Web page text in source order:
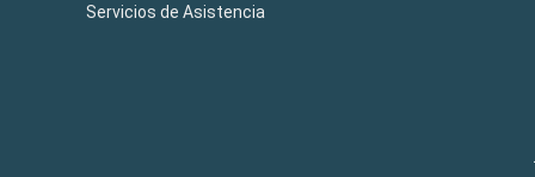
Servicios de Asistencia